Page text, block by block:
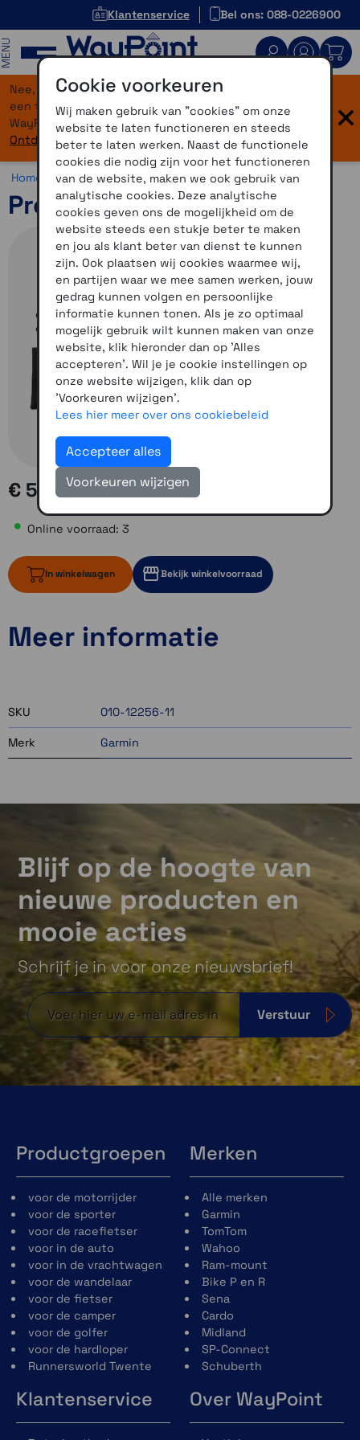
Klantenservice Bel ons: 088-0226900
Nee, je bent niet verdwaald! Onze website heeft
een flinke upgrade gekregen. Dezelfde vertrouwde
WayPoint-service, maar dan in een modern jasje.
Ontdek hier wat er allemaal nieuw is.
×
Home >Accessoires >Overig > Virb accessoires
Propellerfilter VIRB X-XE
€ 50,00
Online voorraad: 3
In winkelwagen Bekijk winkelvoorraad
3 op voorraad
Momenteel even niet op voorraad
Meer informatie
SKU 010-12256-11
Merk Garmin
Blijf op de hoogte van
nieuwe producten en
mooie acties
Schrijf je in voor onze nieuwsbrief!
Verstuur
Productgroepen
voor de motorrijder
voor de sporter
voor de racefietser
voor in de auto
voor in de vrachtwagen
voor de wandelaar
voor de fietser
voor de camper
voor de golfer
voor de hardloper
Runnersworld Twente
Merken
Alle merken
Garmin
TomTom
Wahoo
Ram-mount
Bike P en R
Sena
Cardo
Midland
SP-Connect
Schuberth
Klantenservice Over WayPoint
Cookie voorkeuren
Wij maken gebruik van "cookies" om onze
website te laten functioneren en steeds
beter te laten werken. Naast de functionele
cookies die nodig zijn voor het functioneren
van de website, maken we ook gebruik van
analytische cookies. Deze analytische
cookies geven ons de mogelijkheid om de
website steeds een stukje beter te maken
en jou als klant beter van dienst te kunnen
zijn. Ook plaatsen wij cookies waarmee wij,
en partijen waar we mee samen werken, jouw
gedrag kunnen volgen en persoonlijke
informatie kunnen tonen. Als je zo optimaal
mogelijk gebruik wilt kunnen maken van onze
website, klik hieronder dan op 'Alles
accepteren'. Wil je je cookie instellingen op
onze website wijzigen, klik dan op
'Voorkeuren wijzigen'.
Lees hier meer over ons cookiebeleid
Accepteer alles
Voorkeuren wijzigen